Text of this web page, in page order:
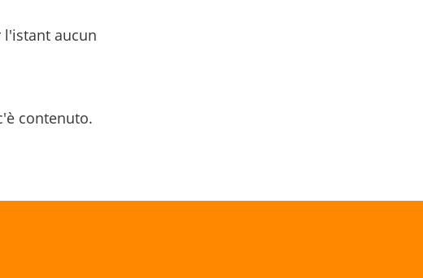
l'istant aucun
contenuto.